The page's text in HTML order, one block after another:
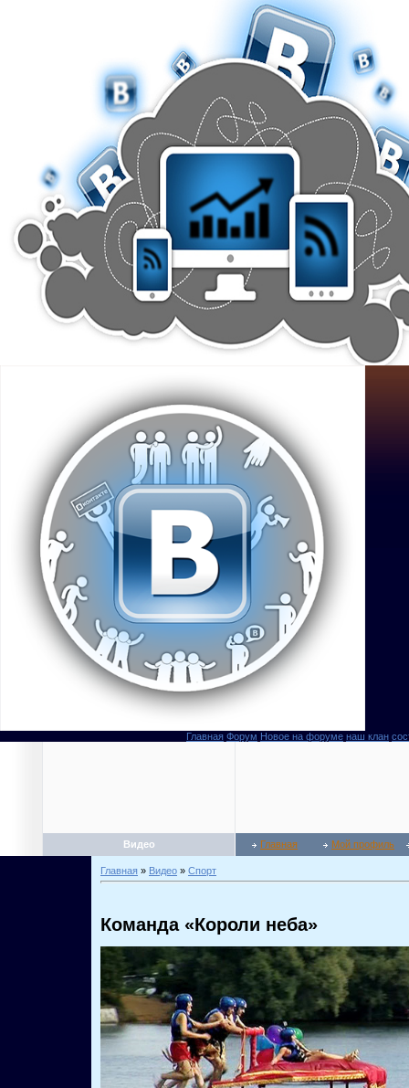
Главная Форум Новое на форуме наш клан
Видео Главная Мой профиль
Главная » Видео » Спорт
Команда «Короли неба»